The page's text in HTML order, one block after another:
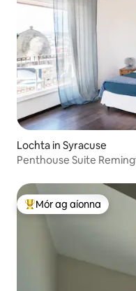
Lochta in Syracuse
An-mhór ag aíonna
Mór ag aíonna